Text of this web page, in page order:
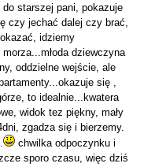
starszej pani, pokazuje
czy jechać dalej czy brać,
idziemy
dziewczyna
oddzielne wejście, ale
się ,
to idealnie...kwatera
widok tez piękny, mały
zgadza się i bierzemy.
chwilka odpoczynku i
sporo czasu, więc dziś